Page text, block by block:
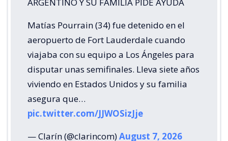
ARGENTINO Y SU FAMILIA PIDE AYUDA
Matías Pourrain (34) fue detenido en el
aeropuerto de Fort Lauderdale cuando
viajaba con su equipo a Los Ángeles para
disputar unas semifinales. Lleva siete años
viviendo en Estados Unidos y su familia
asegura que…
pic.twitter.com/JJWOSizJje
— Clarín (@clarincom)August 7, 2026